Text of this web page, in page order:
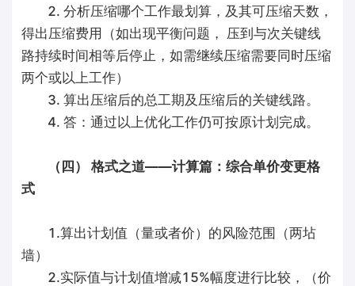
2. 分析压缩哪个工作最划算，及其可压缩天数，
得出压缩费用（如出现平衡问题， 压到与次关键线
路持续时间相等后停止，如需继续压缩需要同时压缩
两个或以上工作）
3. 算出压缩后的总工期及压缩后的关键线路。
4. 答：通过以上优化工作仍可按原计划完成。
（四） 格式之道——计算篇：综合单价变更格
式
1.算出计划值（量或者价）的风险范围（两坫
墙）
2.实际值与计划值增减15%幅度进行比较，（价